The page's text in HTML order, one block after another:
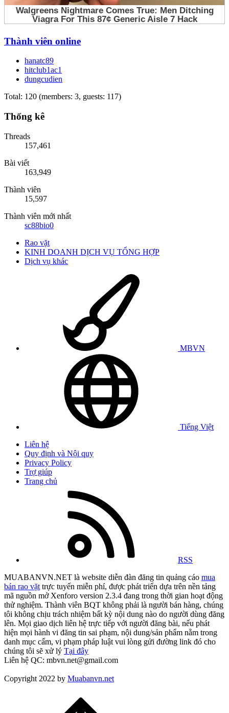
Thành viên online
hanatc89
hitclub1ac1
dungcudien
Total: 120 (members: 3, guests: 117)
Thống kê
Threads
157,461
Bài viết
163,949
Thành viên
15,597
Thành viên mới nhất
sc88bio0
Rao vặt
KINH DOANH DỊCH VỤ TỔNG HỢP
Dịch vụ khác
MBVN
Tiếng Việt
Liên hệ
Quy định và Nội quy
Privacy Policy
Trợ giúp
Trang chủ
RSS
MUABANVN.NET là website diễn đàn đăng tin quảng cáo mua
bán rao vặt trực tuyến miễn phí, được phát triển dựa trên nền tảng
mã nguồn mở Xenforo version 2.3.4 đang trong thời gian hoạt động
thử nghiệm. Thành viên BQT không phải là người bán hàng, chúng
tôi không chịu trách nhiệm bất kỳ nội dung nào do người dùng đăng
lên. Mọi giao dịch liên hệ trực tiếp với người đăng bài, nếu phát
hiện mọi hành vi đăng tin sai phạm, nội dung/sản phẩm nằm trong
danh mục cấm, vi phạm pháp luật vui lòng gửi đường link đó cho
chúng tôi sẽ xử lý Tại đây
Liên hệ QC: mbvn.net@gmail.com
Copyright 2022 by Muabanvn.net